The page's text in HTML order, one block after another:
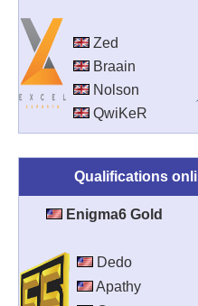
Zed
Braain
Nolson
QwiKeR
Qualifications
Enigma6 Gold
Dedo
Apathy